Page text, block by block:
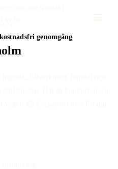
69 68
genomgång